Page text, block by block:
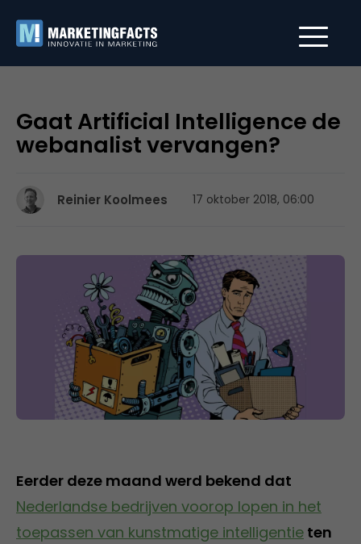
Gaat Artificial Intelligence de
webanalist vervangen?
Reinier Koolmees 17 oktober 2018, 06:00
Eerder deze maand werd bekend dat
Nederlandse bedrijven voorop lopen in het
toepassen van kunstmatige intelligentie ten